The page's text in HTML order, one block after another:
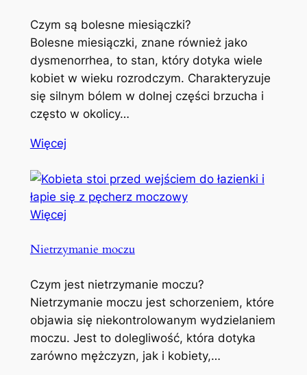
Czym są bolesne miesiączki?
Bolesne miesiączki, znane również jako
dysmenorrhea, to stan, który dotyka wiele
kobiet w wieku rozrodczym. Charakteryzuje
się silnym bólem w dolnej części brzucha i
często w okolicy…
Więcej
Więcej
Nietrzymanie moczu
Czym jest nietrzymanie moczu?
Nietrzymanie moczu jest schorzeniem, które
objawia się niekontrolowanym wydzielaniem
moczu. Jest to dolegliwość, która dotyka
zarówno mężczyzn, jak i kobiety,…